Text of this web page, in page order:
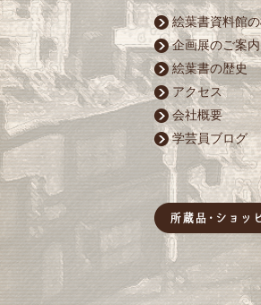
絵葉書資料館
企画展のご案内
絵葉書の歴史
アクセス
会社概要
学芸員ブログ